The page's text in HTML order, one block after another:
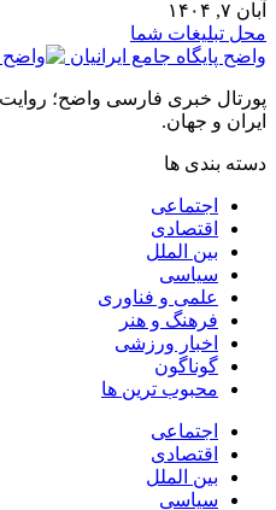
آبان ۷, ۱۴۰۴
محل تبلیغات شما
واضح پایگاه جامع ایرانیان
پورتال خبری فارسی واضح؛
ایران و جهان.
دسته بندی ها
اجتماعی
اقتصادی
بین الملل
سیاسی
علمی و فناوری
فرهنگ و هنر
اخبار ورزشی
گوناگون
محبوب ترین ها
اجتماعی
اقتصادی
بین الملل
سیاسی